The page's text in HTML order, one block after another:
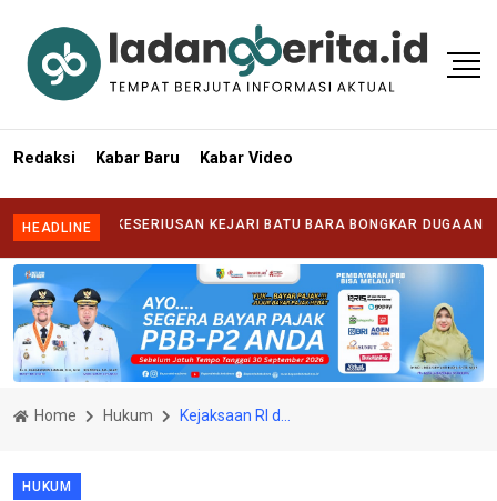
Redaksi Kabar Baru Kabar Video
HEADLINEKESERIUSAN KEJARI BATU BARA BONGKAR DUGAAN KORUPSI
Home Hukum
HUKUM